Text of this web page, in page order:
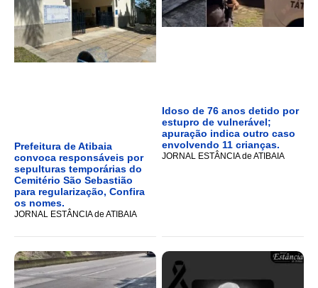
Prefeitura de Atibaia
convoca responsáveis por
sepulturas temporárias do
Cemitério São Sebastião
para regularização, Confira
os nomes.
JORNAL ESTÂNCIA de ATIBAIA
Idoso de 76 anos detido por
estupro de vulnerável;
apuração indica outro caso
envolvendo 11 crianças.
JORNAL ESTÂNCIA de ATIBAIA